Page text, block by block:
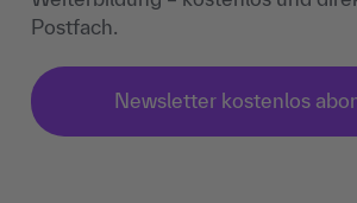
Postfach.
Newsletter kostenlos